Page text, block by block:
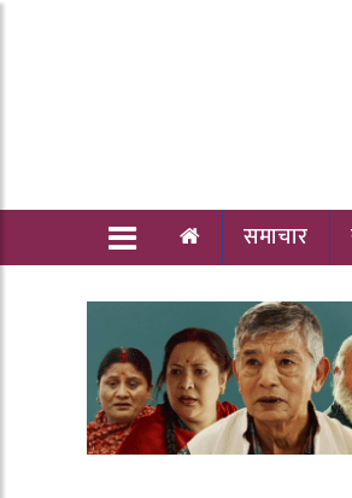
समाचार